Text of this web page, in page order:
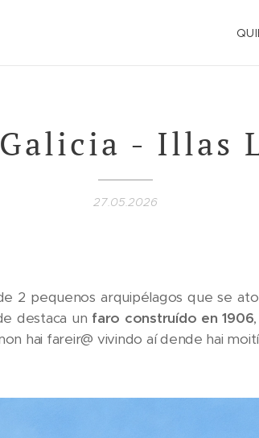
- Illas
27.05.2026
2 pequenos arquipélagos que se
destaca un faro construído en 1906
hai fareir@ vivindo aí dende hai